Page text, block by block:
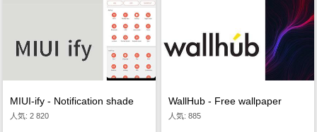
MIUI-ify - Notification shade
人気: 2 820
WallHub - Free wallpaper
人気: 885